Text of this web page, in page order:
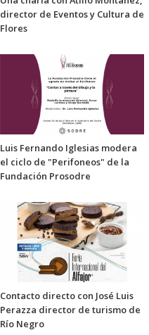
director de Eventos y Cultura de
Flores
Luis Fernando Iglesias modera
el ciclo de "Perifoneos" de la
Fundación Prosodre
Contacto directo con José Luis
Perazza director de turismo de
Río Negro